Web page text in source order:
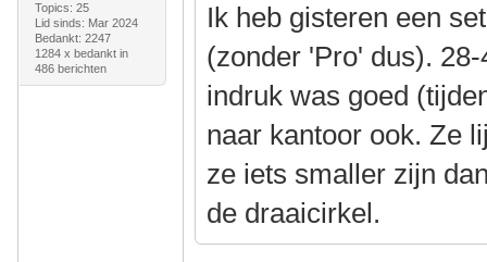
Topics: 25
Lid sinds: Mar 2024
Bedankt: 2247
1284 x bedankt in
486 berichten
Ik heb gisteren een
(zonder 'Pro' dus).
indruk was goed
naar kantoor ook. Ze
ze iets smaller zijn
de draaicirkel.